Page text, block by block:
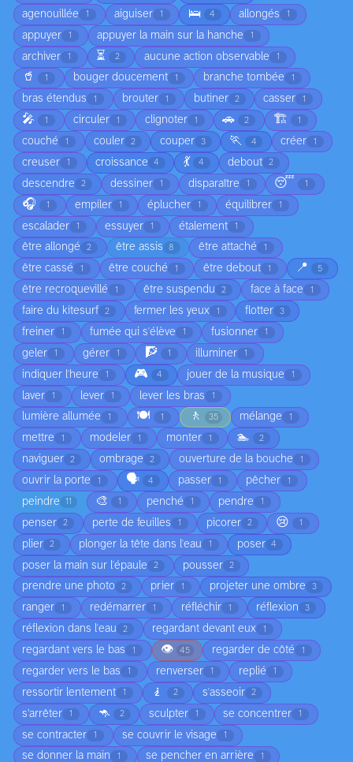
agenouillée 1 aiguiser 1 🛌 4 allongés 1
appuyer 1 appuyer la main sur la hanche 1
archiver 1 ⏳ 2 aucune action observable 1
🥤 1 bouger doucement 1 branche tombée 1
bras étendus 1 brouter 1 butiner 2 casser 1
🎤 1 circuler 1 clignoter 1 🚗 2 🏗️ 1
couché 1 couler 2 couper 3 🏃 4 créer 1
creuser 1 croissance 4 💃 4 debout 2
descendre 2 dessiner 1 disparaître 1 😴 1
🎧 1 empiler 1 éplucher 1 équilibrer 1
escalader 1 essuyer 1 étalement 1
être allongé 2 être assis 8 être attaché 1
être cassé 1 être couché 1 être debout 1 📍 5
être recroquevillé 1 être suspendu 2 face à face 1
faire du kitesurf 2 fermer les yeux 1 flotter 3
freiner 1 fumée qui s'élève 1 fusionner 1
geler 1 gérer 1 🧗 1 illuminer 1
indiquer l'heure 1 🎮 4 jouer de la musique 1
laver 1 lever 1 lever les bras 1
lumière allumée 1 🍽️ 1 🚶 35 mélange 1
mettre 1 modeler 1 monter 1 🏊 2
naviguer 2 ombrage 2 ouverture de la bouche 1
ouvrir la porte 1 🗣️ 4 passer 1 pêcher 1
peindre 11 🎨 1 penché 1 pendre 1
penser 2 perte de feuilles 1 picorer 2 😢 1
plier 2 plonger la tête dans l'eau 1 poser 4
poser la main sur l'épaule 2 pousser 2
prendre une photo 2 prier 1 projeter une ombre 3
ranger 1 redémarrer 1 réfléchir 1 réflexion 3
réflexion dans l'eau 2 regardant devant eux 1
regardant vers le bas 1 👁️ 45 regarder de côté 1
regarder vers le bas 1 renverser 1 replié 1
ressortir lentement 1 🧎 2 s'asseoir 2
s’arrêter 1 🦘 2 sculpter 1 se concentrer 1
se contracter 1 se couvrir le visage 1
se donner la main 1 se pencher en arrière 1